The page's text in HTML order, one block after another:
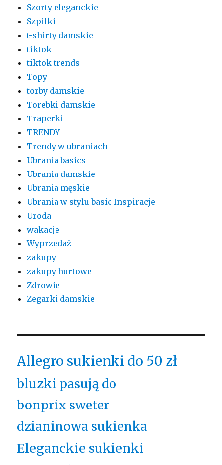
Szorty eleganckie
Szpilki
t-shirty damskie
tiktok
tiktok trends
Topy
torby damskie
Torebki damskie
Traperki
TRENDY
Trendy w ubraniach
Ubrania basics
Ubrania damskie
Ubrania męskie
Ubrania w stylu basic Inspiracje
Uroda
wakacje
Wyprzedaż
zakupy
zakupy hurtowe
Zdrowie
Zegarki damskie
Allegro sukienki do 50 zł
bluzki pasują do
bonprix sweter
dzianinowa sukienka
Eleganckie sukienki